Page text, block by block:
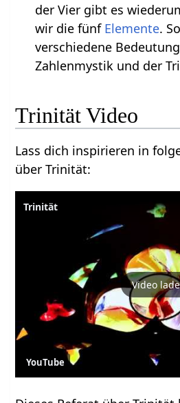
der Vier gibt es
wir die fünf Elemente.
verschiedene
Zahlenmystik und der
Trinität Video
Lass dich inspirieren in
über Trinität:
Trinität
Video
YouTube